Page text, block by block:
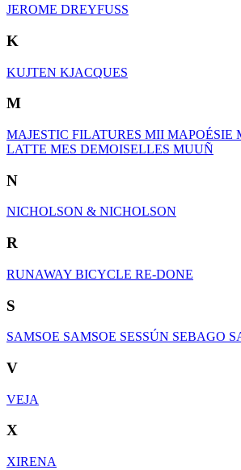
JEROME DREYFUSS
K
KUJTEN KJACQUES
M
MAJESTIC FILATURES MII MAPOÉSIE
LATTE MES DEMOISELLES MUUÑ
N
NICHOLSON & NICHOLSON
R
RUNAWAY BICYCLE RE-DONE
S
SAMSOE SAMSOE SESSÚN SEBAGO
V
VEJA
X
XIRENA